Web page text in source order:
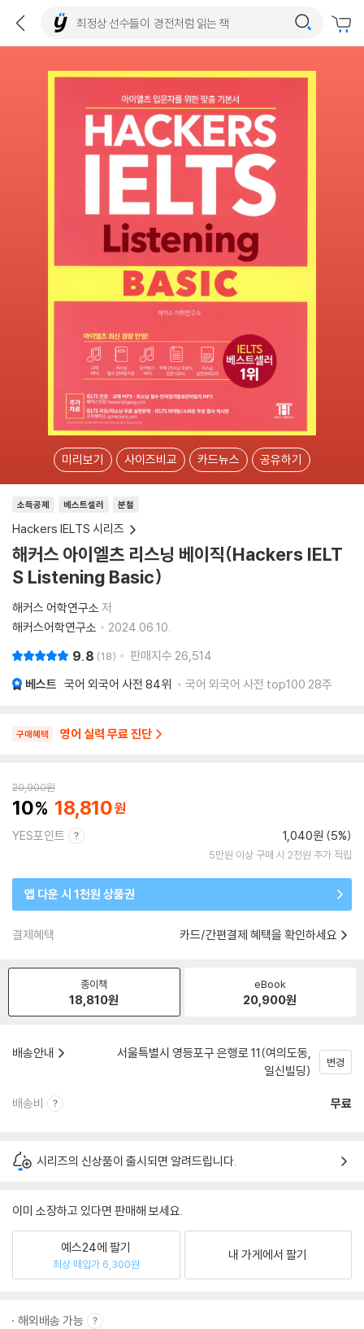
미리보기 사이즈비교 카드뉴스 공유하기
소득공제 베스트셀러 분철
Hackers IELTS 시리즈
해커스 아이엘츠 리스닝 베이직(Hackers IELT
S Listening Basic)
해커스 어학연구소 저
해커스어학연구소
2024.06.10.
9.8 18 판매지수 26,514
베스트 국어 외국어 사전 84위 국어 외국어 사전 top100 28주
구매혜택 영어 실력 무료 진단
20,900원
10 18,810
YES포인트 1,040원 (5%)
5만원 이상 구매 시 2천원 추가 적립
앱 다운 시 1천원 상품권
결제혜택 카드/간편결제 혜택을 확인하세요
종이책
18,810원
eBook
20,900원
배송안내
서울특별시 영등포구 은행로 11(여의도동,
일신빌딩)
변경
배송비 무료
시리즈의 신상품이 출시되면 알려드립니다.
이미 소장하고 있다면 판매해 보세요.
예스24에 팔기
최상 매입가 6,300원
내 가게에서 팔기
해외배송 가능